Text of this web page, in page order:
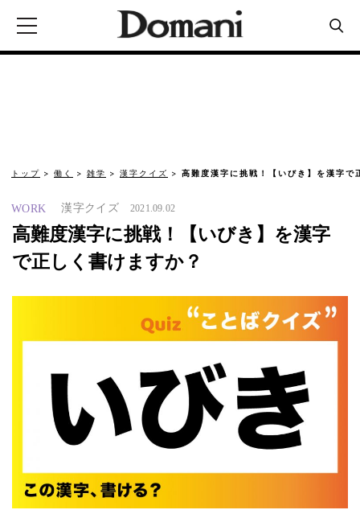
トップ 働く 雑学 漢字クイズ 高難度漢字に挑戦！【いびき】を漢字で
WORK 漢字クイズ 2021.09.02
高難度漢字に挑戦！【いびき】を漢字
で正しく書けますか？